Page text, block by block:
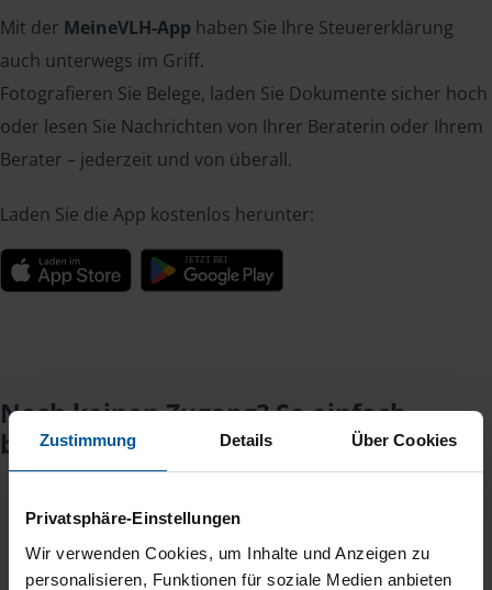
Zustimmung Details Über Cookies
Privatsphäre-Einstellungen
Wir verwenden Cookies, um Inhalte und Anzeigen zu
personalisieren, Funktionen für soziale Medien anbieten
Mit der MeineVLH-App haben Sie Ihre Steuererklärung
auch unterwegs im Griff.
Fotografieren Sie Belege, laden Sie Dokumente sicher hoch
oder lesen Sie Nachrichten von Ihrer Beraterin oder Ihrem
Berater – jederzeit und von überall.
Laden Sie die App kostenlos herunter:
Noch keinen Zugang? So einfach
beantragen Sie ihn.
1
Sie teilen mir mit, dass Sie MeineVLH nutzen
wollen.